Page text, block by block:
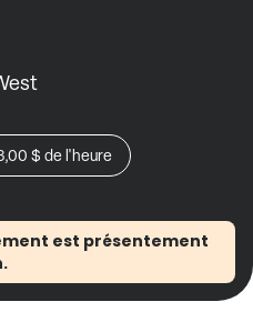
$ de l'heure
est présentement